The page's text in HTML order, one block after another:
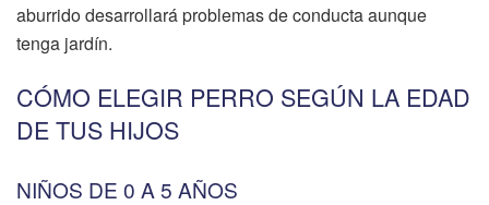
aburrido desarrollará problemas de conducta aunque
tenga jardín.
CÓMO ELEGIR PERRO SEGÚN LA EDAD
DE TUS HIJOS
NIÑOS DE 0 A 5 AÑOS